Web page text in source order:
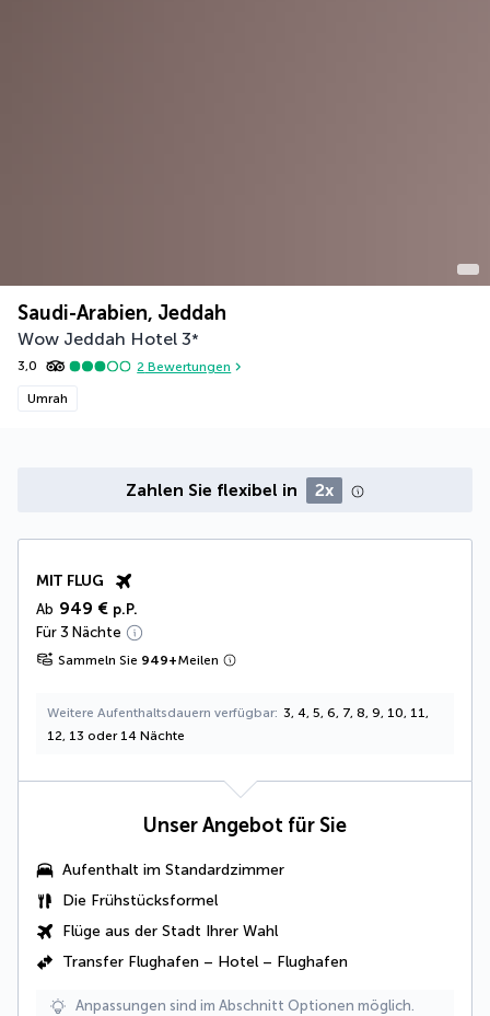
Saudi-Arabien, Jeddah
Wow Jeddah Hotel 3*
3,0 2 Bewertungen
Umrah
Zahlen Sie flexibel in 2x
MIT FLUG
Ab 949 € p.P.
Für 3 Nächte
Sammeln Sie 949+Meilen
Weitere Aufenthaltsdauern verfügbar 3, 4, 5, 6, 7, 8, 9, 10, 11,
12, 13 oder 14 Nächte
Unser Angebot für Sie
Aufenthalt im Standardzimmer
Die Frühstücksformel
Flüge aus der Stadt Ihrer Wahl
Transfer Flughafen – Hotel – Flughafen
Anpassungen sind im Abschnitt Optionen möglich.